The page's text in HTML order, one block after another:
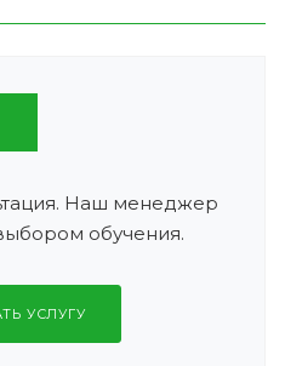
Наш менеджер
обучения.
УСЛУГУ